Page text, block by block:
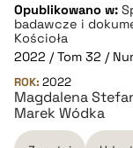
pobierz cytat
BIBTEX
pobierz cytat
Opublikowano w:
badawcze i
Kościoła
2022 / Tom 32 /
ROK: 2022
Magdalena
Marek Wódka